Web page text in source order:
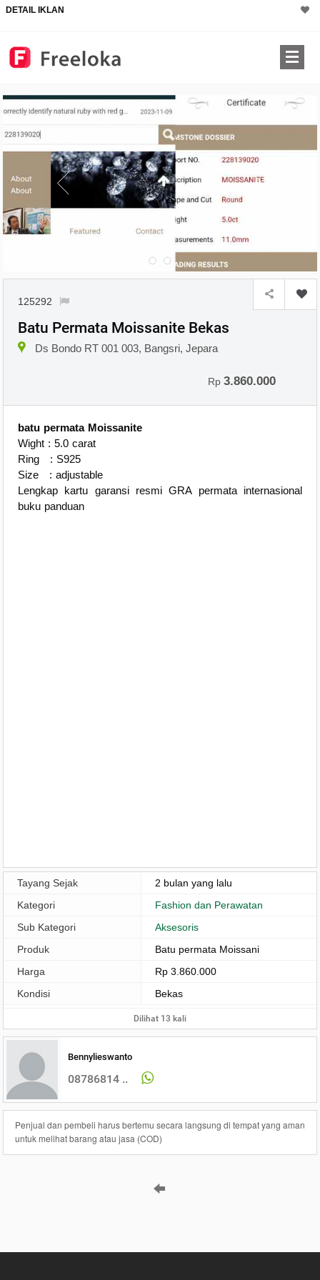
DETAIL IKLAN
125292
Batu Permata Moissanite Bekas
Ds Bondo RT 001 003, Bangsri, Jepara
Rp3.860.000
batu permata Moissanite
Wight : 5.0 carat
Ring : S925
Size : adjustable
Lengkap kartu garansi resmi GRA permata internasional
buku panduan
Tayang Sejak
2 bulan yang lalu
Kategori
Fashion dan Perawatan
Sub Kategori
Aksesoris
Produk
Batu permata Moissani
Harga
Rp 3.860.000
Kondisi
Bekas
Dilihat 13 kali
Bennylieswanto
08786814 ..
Penjual dan pembeli harus bertemu secara langsung di tempat yang aman
untuk melihat barang atau jasa (COD)